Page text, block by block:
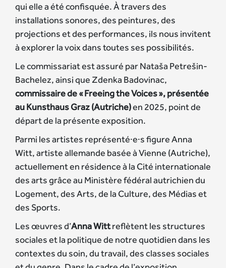
qui elle a été confisquée. À travers des
installations sonores, des peintures, des
projections et des performances, ils nous invitent
à explorer la voix dans toutes ses possibilités.
Le commissariat est assuré par Nataša Petrešin-
Bachelez, ainsi que Zdenka Badovinac,
commissaire de « Freeing the Voices », présentée
au Kunsthaus Graz (Autriche)en 2025, point de
départ de la présente exposition.
Parmi les artistes représenté·e·s figure Anna
Witt, artiste allemande basée à Vienne (Autriche),
actuellement en résidence à la Cité internationale
des arts grâce au Ministère fédéral autrichien du
Logement, des Arts, de la Culture, des Médias et
des Sports.
Les œuvres d’Anna Wittreflètent les structures
sociales et la politique de notre quotidien dans les
contextes du soin, du travail, des classes sociales